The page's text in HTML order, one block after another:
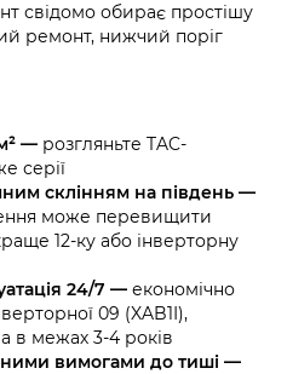
свідомо обирає простішу
ремонт, нижчий поріг
— розгляньте TAC-
серії
склінням на південь —
може перевищити
12-ку або інверторну
24/7 — економічно
09 (XAB1I),
в межах 3-4 років
вимогами до тиші —